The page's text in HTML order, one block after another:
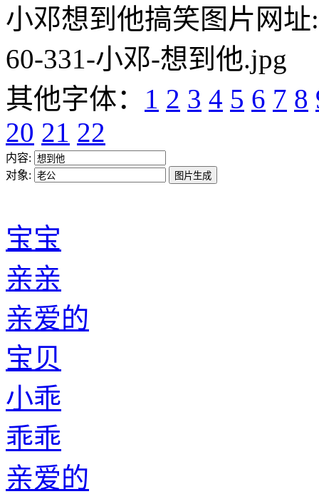
小邓想到他搞笑图片网址
60-331-小邓-想到他.jpg
其他字体： 1 2 3 4 5 6 7 8
20 21 22
内容:
对象:
宝宝
亲亲
亲爱的
宝贝
小乖
乖乖
亲爱的